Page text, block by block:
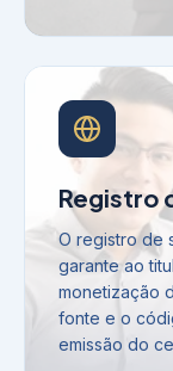
Registro
O registro de
garante ao
monetização
fonte e o
emissão do